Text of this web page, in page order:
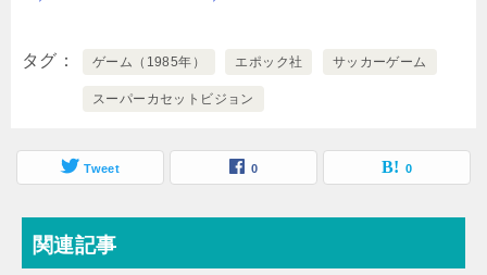
タグ ゲーム（1985年） エポック社 サッカーゲーム
スーパーカセットビジョン
Tweet 0 0
関連記事